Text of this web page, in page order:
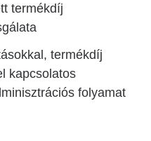
termékdíj
termékdíj
kapcsolatos
folyamat